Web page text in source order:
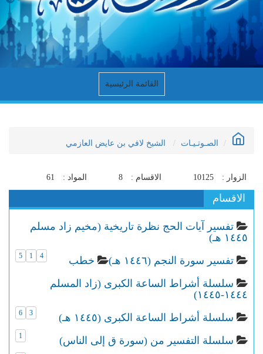
القائمة الرئيسية
الصـوتـيـات الشيخ لافي بن عايض العازمي
الزوار : 10125 الاقسام : 8 المواد : 61
الاقسام
تفسير آيات الحج نظرة تاريخية (مخيم زاد مسلم
١٤٤٥ هـ)
5 تفسير سورة النجم (١٤٤٦ هـ) 1 خطب 4
سلسلة أشراط الساعة الكبرى (زاد المسلم
١٤٤٤-١٤٤٥)
6 سلسلة أشراط الساعة الكبرى (١٤٤٥ هـ) 3
سلسلة التفسير من (سورة ق إلى الناس) 1